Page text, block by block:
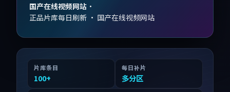
国产在线视频网站 ·
正品片库每日刷新 · 国产在线视频网站
片库条目
100+
每日补片
多分区